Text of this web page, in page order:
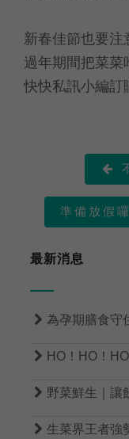
新春佳節也要注
過年期間把菜菜
快快私訊小編訂

準備放假
最新消息
 為孕期膳食守
 HO！HO！
 野菜鮮生｜讓
 生菜界王者強